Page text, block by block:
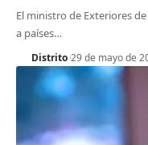
El ministro de Exteriores
a países…
Distrito 29 de mayo de